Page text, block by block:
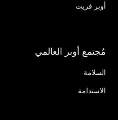
أوبر فريت
مُجتمع أوبر العالمي
السلامة
الاستدامة